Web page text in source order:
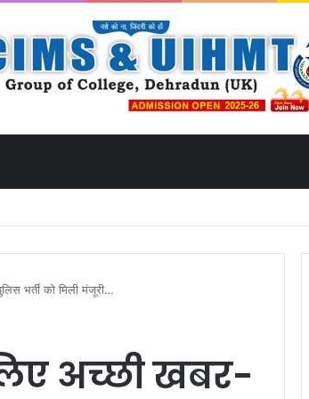
जुड़ने का मौका
भर्ती को मिली मंजूरी…
अच्छी खबर-